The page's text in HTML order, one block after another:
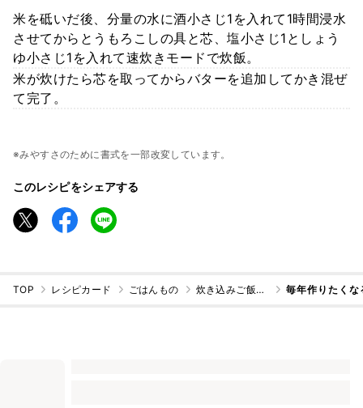
米を砥いだ後、分量の水に酒小さじ1を入れて1時間浸水
させてからとうもろこしの具と芯、塩小さじ1としょう
ゆ小さじ1を入れて速炊きモードで炊飯。
米が炊けたら芯を取ってからバターを追加してかき混ぜ
て完了。
※みやすさのために書式を一部改変しています。
このレシピをシェアする
TOP レシピカード ごはんもの 炊き込みご飯・混ぜご飯 毎年作りたく